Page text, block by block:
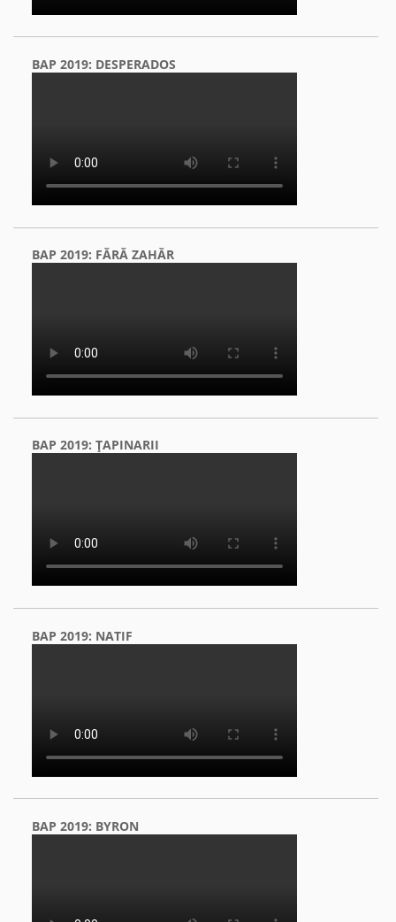
BAP 2019: DESPERADOS
BAP 2019: FĂRĂ ZAHĂR
BAP 2019: ŢAPINARII
BAP 2019: NATIF
BAP 2019: BYRON